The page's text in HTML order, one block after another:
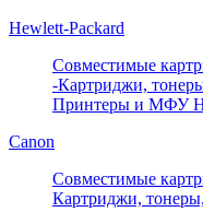
Hewlett-Packard
Совместимые
-Картриджи,
Принтеры и МФУ
Canon
Совместимые
Картриджи,